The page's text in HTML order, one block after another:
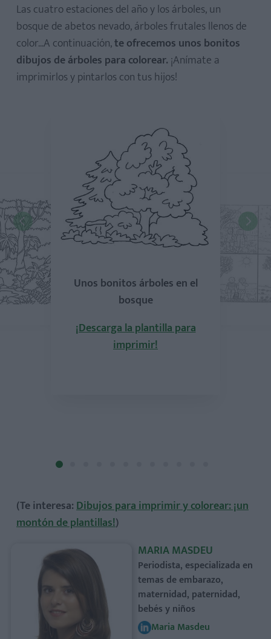
Las cuatro estaciones del año y los árboles, un
bosque de abetos nevado, árboles frutales llenos de
color...A continuación,te ofrecemos unos bonitos
dibujos de árboles para colorear. ¡Anímate a
imprimirlos y pintarlos con tus hijos!
Unos bonitos árboles en el
bosque
¡Descarga la plantilla para
imprimir!
(Te interesa:Dibujos para imprimir y colorear: ¡un
montón de plantillas!)
MARIA MASDEU
Periodista, especializada en
temas de embarazo,
maternidad, paternidad,
bebés y niños
Maria Masdeu